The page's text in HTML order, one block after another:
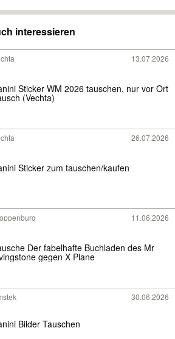
interessieren
13.07.2026
Sticker WM 2026 tauschen, nur vor Ort
(Vechta)
26.07.2026
Sticker zum tauschen/kaufen
11.06.2026
Der fabelhafte Buchladen des Mr
gegen X Plane
30.06.2026
Bilder Tauschen